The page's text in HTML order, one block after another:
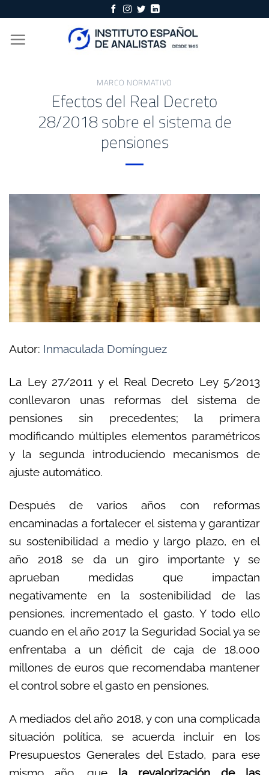
content
MARCO NORMATIVO
Efectos del Real Decreto
28/2018 sobre el sistema de
pensiones
Autor: Inmaculada Domínguez
La Ley 27/2011 y el Real Decreto Ley 5/2013
conllevaron unas reformas del sistema de
pensiones sin precedentes; la primera
modificando múltiples elementos paramétricos
y la segunda introduciendo mecanismos de
ajuste automático.
Después de varios años con reformas
encaminadas a fortalecer el sistema y garantizar
su sostenibilidad a medio y largo plazo, en el
año 2018 se da un giro importante y se
aprueban medidas que impactan
negativamente en la sostenibilidad de las
pensiones, incrementado el gasto. Y todo ello
cuando en el año 2017 la Seguridad Social ya se
enfrentaba a un déficit de caja de 18.000
millones de euros que recomendaba mantener
el control sobre el gasto en pensiones.
A mediados del año 2018, y con una complicada
situación política, se acuerda incluir en los
Presupuestos Generales del Estado, para ese
mismo año, que la revalorización de las